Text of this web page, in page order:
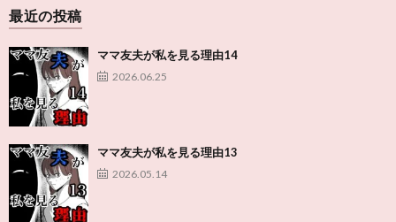
最近の投稿
ママ友夫が私を見る理由14
2026.06.25
ママ友夫が私を見る理由13
2026.05.14